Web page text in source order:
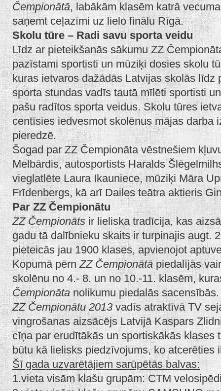
Čempionātā, labākām klasēm katrā
saņemt ceļazīmi uz lielo finālu Rīgā.
Skolu tūre – Radi savu sporta veidu
Līdz ar pieteikšanās sākumu ZZ
pazīstami sportisti un mūziķi dosies skolu
kuras ietvaros dažādās Latvijas skolās līdz
sporta stundas vadīs tautā mīlēti sportisti
pašu radītos sporta veidus. Skolu tūres
centīsies iedvesmot skolēnus mājas darba
pieredzē.
Šogad par ZZ Čempionāta vēstnešiem
Melbārdis, autosportists Haralds
vieglatlēte Laura Ikauniece, mūziķi Māra
Frīdenbergs, kā arī Dailes teātra aktieris
Par ZZ Čempionātu
ZZ Čempionātsir lieliska tradīcija, kas
gadu tā dalībnieku skaits ir turpinajis augt.
pieteicās jau 1900 klases, apvienojot
Kopumā pērnZZ Čempionātāpiedalījās
skolēnu no 4.- 8. un no 10.-11. klasēm,
Čempionātanolikumu piedalās sacensībās.
ZZ Čempionātu 2013vadīs atraktīvā TV
vingrošanas aizsācējs Latvijā Kaspars
cīņa par erudītākās un sportiskākās klases
būtu kā lielisks piedzīvojums, ko atcerēties
Šī gada uzvarētājiem sarūpētās balvas:
1.vieta visām klašu grupām: CTM